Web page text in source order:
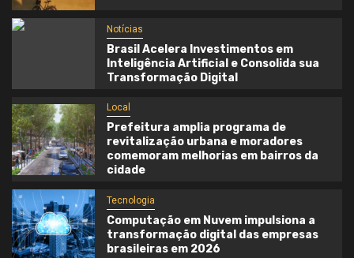
Notícias
Brasil Acelera Investimentos em
Inteligência Artificial e Consolida sua
Transformação Digital
Local
Prefeitura amplia programa de
revitalização urbana e moradores
comemoram melhorias em bairros da
cidade
Tecnologia
Computação em Nuvem impulsiona a
transformação digital das empresas
brasileiras em 2026